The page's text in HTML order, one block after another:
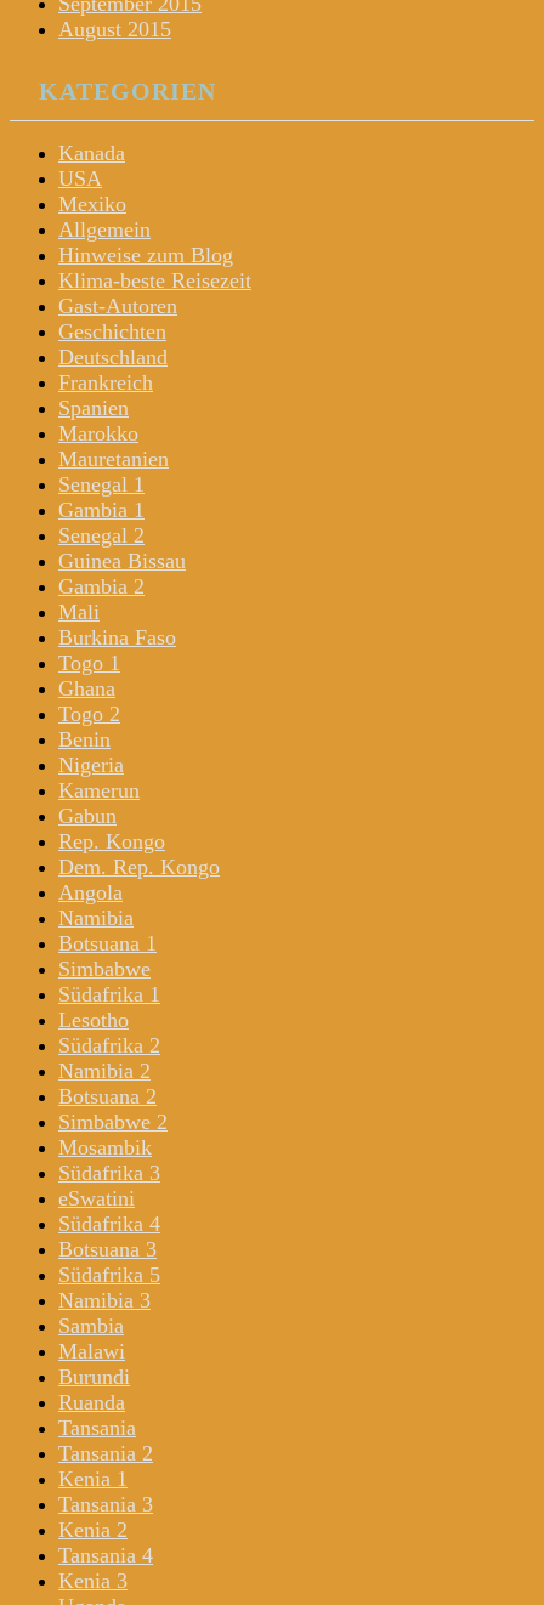
August 2015
KATEGORIEN
Kanada
USA
Mexiko
Allgemein
Hinweise zum Blog
Klima-beste Reisezeit
Gast-Autoren
Geschichten
Deutschland
Frankreich
Spanien
Marokko
Mauretanien
Senegal 1
Gambia 1
Senegal 2
Guinea Bissau
Gambia 2
Mali
Burkina Faso
Togo 1
Ghana
Togo 2
Benin
Nigeria
Kamerun
Gabun
Rep. Kongo
Dem. Rep. Kongo
Angola
Namibia
Botsuana 1
Simbabwe
Südafrika 1
Lesotho
Südafrika 2
Namibia 2
Botsuana 2
Simbabwe 2
Mosambik
Südafrika 3
eSwatini
Südafrika 4
Botsuana 3
Südafrika 5
Namibia 3
Sambia
Malawi
Burundi
Ruanda
Tansania
Tansania 2
Kenia 1
Tansania 3
Kenia 2
Tansania 4
Kenia 3